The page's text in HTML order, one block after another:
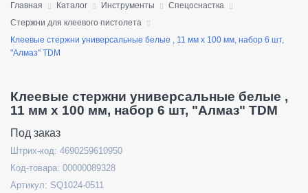
Главная Каталог Инструменты
Спецоснастка
Стержни для клеевого пистолета
Клеевые стержни универсальные белые , 11 мм x 100 мм, набор 6 шт,
"Алмаз" TDM
Клеевые стержни универсальные белые ,
11 мм x 100 мм, набор 6 шт, "Алмаз" TDM
Под заказ
Штрих-код: 4690259610950
Код-товара: 00000089328
Артикул: SQ1024-0511